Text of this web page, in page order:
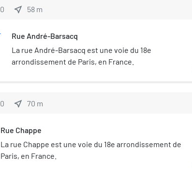
0 near_me 58 m
Rue André-Barsacq
La rue André-Barsacq est une voie du 18e
arrondissement de Paris, en France.
0 near_me 70 m
Rue Chappe
La rue Chappe est une voie du 18e arrondissement de
Paris, en France.